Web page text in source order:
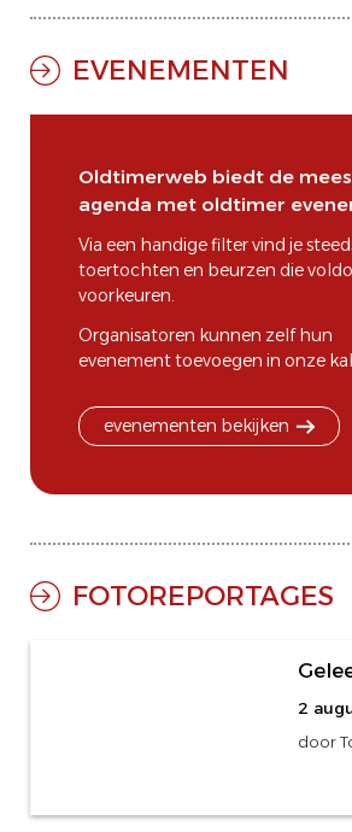
EVENEMENTEN
Oldtimerweb biedt de
agenda met oldtimer
Via een handige filter vind je
toertochten en beurzen die
voorkeuren.
Organisatoren kunnen zelf hun
evenement toevoegen in onze
evenementen bekijken
FOTOREPORTAGES
2
door